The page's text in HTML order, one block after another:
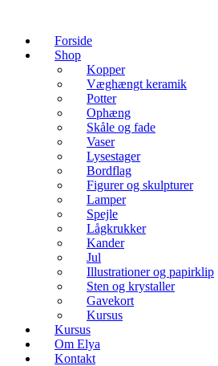
Forside
Shop
Kopper
Væghængt keramik
Potter
Ophæng
Skåle og fade
Vaser
Lysestager
Bordflag
Figurer og skulpturer
Lamper
Spejle
Lågkrukker
Kander
Jul
Illustrationer og papirklip
Sten og krystaller
Gavekort
Kursus
Kursus
Om Elya
Kontakt